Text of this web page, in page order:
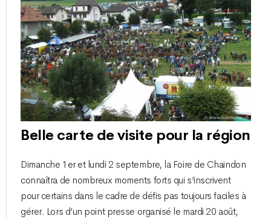
Belle carte de visite pour la région
Dimanche 1er et lundi 2 septembre, la Foire de Chaindon
connaîtra de nombreux moments forts qui s’inscrivent
pour certains dans le cadre de défis pas toujours faciles à
gérer. Lors d’un point presse organisé le mardi 20 août,